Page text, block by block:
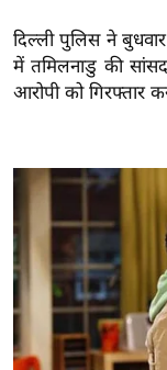
ग
त
ष
य
ब
ट
दिल्ली पुलिस ने
में तमिलनाडु की
आरोपी को गिरफ्तार